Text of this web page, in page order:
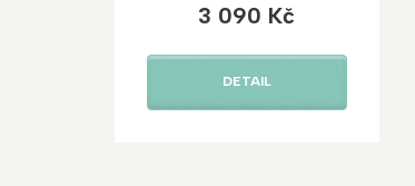
3 090 Kč
DETAIL